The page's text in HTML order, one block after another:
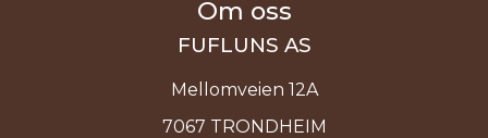
Om oss
FUFLUNS AS
Mellomveien 12A
7067 TRONDHEIM